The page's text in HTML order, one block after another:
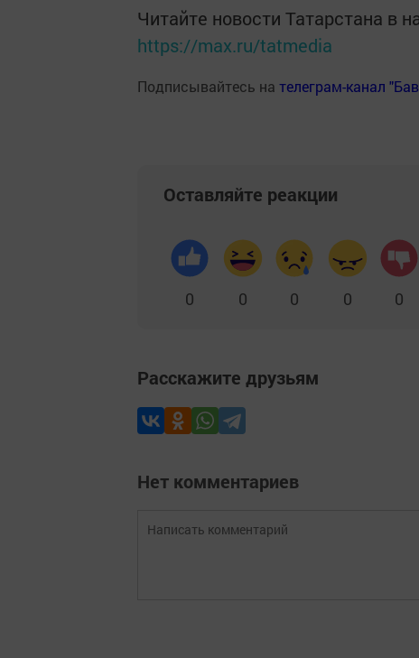
Читайте новости Татарстана в
https://max.ru/tatmedia
Подписывайтесь на телеграм-канал
Оставляйте реакции
0 0 0 0 0
Расскажите друзьям
Нет комментариев